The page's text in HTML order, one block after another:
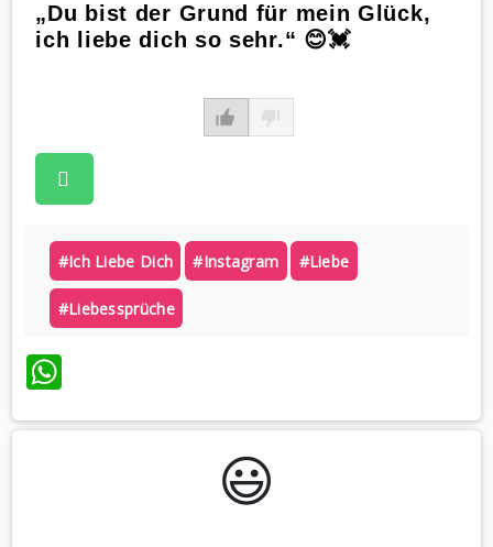
„Du bist der Grund für mein Glück,
ich liebe dich so sehr.“ 😊💓
#ich Liebe Dich #instagram #liebe
#liebessprüche
WhatsApp
😃️